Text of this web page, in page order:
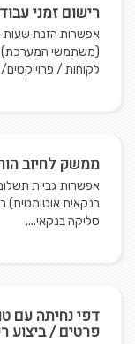
רישום זמני
אפשרות הזנת שעות
(משתמשי המערכת)
לקוחות /
ממשק לחיוב
אפשרות גביית
בנקאית
סליקה בנקאי....
דפי נחיתה עם
פרטים / ביצוע